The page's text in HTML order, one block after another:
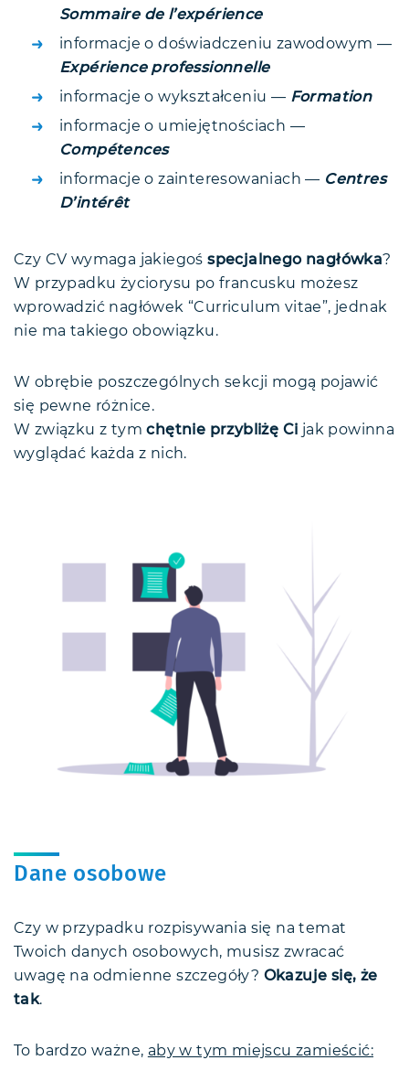
Sommaire de l’expérience
informacje o doświadczeniu zawodowym —
Expérience professionnelle
informacje o wykształceniu — Formation
informacje o umiejętnościach —
Compétences
informacje o zainteresowaniach — Centres
D’intérêt
Czy CV wymaga jakiegośspecjalnego nagłówka?
W przypadku życiorysu po francusku możesz
wprowadzić nagłówek “Curriculum vitae”, jednak
nie ma takiego obowiązku.
W obrębie poszczególnych sekcji mogą pojawić
się pewne różnice.
W związku z tymchętnie przybliżę Ci jak powinna
wyglądać każda z nich.
Dane osobowe
Czy w przypadku rozpisywania się na temat
Twoich danych osobowych, musisz zwracać
uwagę na odmienne szczegóły? Okazuje się, że
tak.
To bardzo ważne, aby w tym miejscu zamieścić: